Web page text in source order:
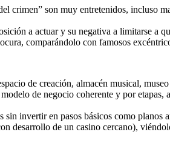
son muy entretenidos, incluso
a actuar y su negativa a limitarse a
comparándolo con famosos
de creación, almacén musical,
de negocio coherente y por etapas,
invertir en pasos básicos como planos
desarrollo de un casino cercano),